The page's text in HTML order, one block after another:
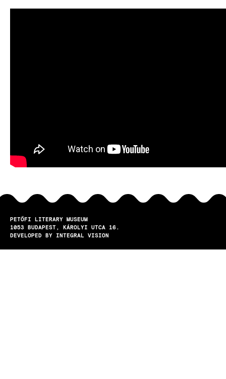
PETŐFI LITERARY MUSEUM
1053
BUDAPEST
KÁROLYI UTCA 16.
DEVELOPED BY INTEGRAL VISION